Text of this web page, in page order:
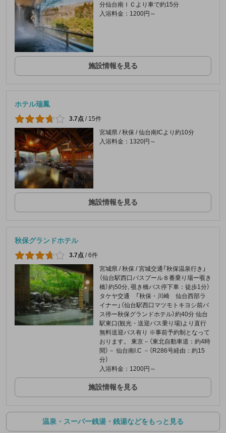
分仙台南ＩＣより車で約15分
入浴料金：1200円～
施設情報を見る
ホテル瑞鳳
3.7点 / 15件
宮城県 / 秋保 / 仙台南ICより約10分
入浴料金：1320円～
施設情報を見る
秋保グランドホテル
3.7点 /6件
宮城県 / 秋保 / 宮城交通「秋保温泉行き」
（仙台駅西口バスプール８番乗り場ー覗き
橋）約50分, 覗き橋バス停下車：徒歩1分）
タケヤ交通 「秋保・川崎 仙台西部ラ
イナー」（仙台駅西口マツモトキヨシ前バ
ス停ー秋保グランドホテル）約40分 仙台
駅東口(観光・送迎バス乗り場)より直行
無料送迎バス有り ※事前予約制となって
おります。 東京－（東北自動車道：約4時
間）－ 仙台南I.C －（R286号経由：約15
分）
入浴料金：1200円～
施設情報を見る
温泉・スーパー銭湯・銭湯などをもっと見る